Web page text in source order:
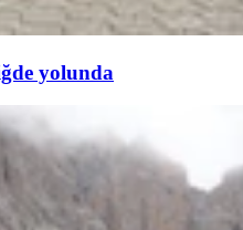
yolunda